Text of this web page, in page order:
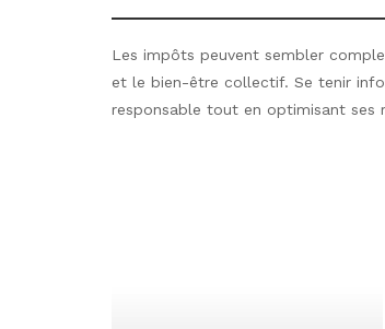
Les impôts peuvent sembler
et le bien-être collectif. Se tenir
responsable tout en optimisant ses